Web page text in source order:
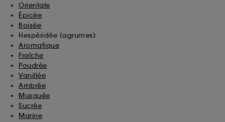
Orientale
Épicée
Boisée
Hespéridée (agrumes)
Aromatique
Fraîche
Poudrée
Vanillée
Ambrée
Musquée
Sucrée
Marine